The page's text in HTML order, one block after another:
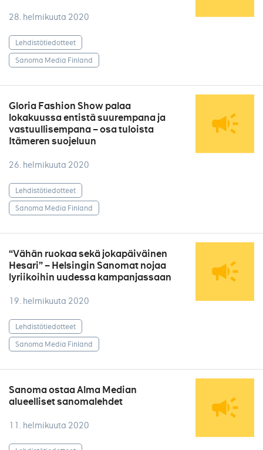
28. helmikuuta 2020
Lehdistötiedotteet
Sanoma Media Finland
Gloria Fashion Show palaa
lokakuussa entistä suurempana ja
vastuullisempana – osa tuloista
Itämeren suojeluun
26. helmikuuta 2020
Lehdistötiedotteet
Sanoma Media Finland
“Vähän ruokaa sekä jokapäiväinen
Hesari” – Helsingin Sanomat nojaa
lyriikoihin uudessa kampanjassaan
19. helmikuuta 2020
Lehdistötiedotteet
Sanoma Media Finland
Sanoma ostaa Alma Median
alueelliset sanomalehdet
11. helmikuuta 2020